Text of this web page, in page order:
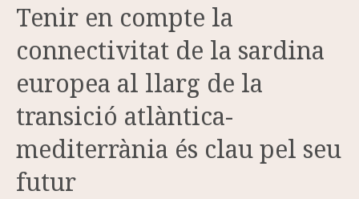
Tenir en compte la
connectivitat de la sardina
europea al llarg de la
transició atlàntica-
mediterrània és clau pel seu
futur